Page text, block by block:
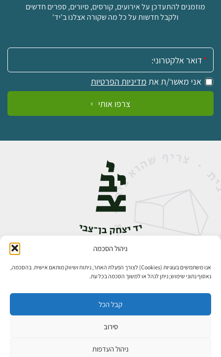
ניהול הסכמה
אנו משתמשים בעוגיות (Cookies) לצורך הפעלת האתר, ניתוח ושיווק מותאם אישית. בהסכמה,
נאסוף נתוני שימוש; ניתן לנהל או למשוך הסכמה בכל עת.
קבל הכל
סירוב
ניהול העדפות
מוזמנים להתעדכן על אירועים, קורסים, סיורים, ספרים חדשים
ולקבל חדשות על כל מה שקורה אצלנו ב'יד'
אימייל:
אני מאשר/ת את מדיניות הפרטיות
צרפו אותי
אבן גבירול 14, רחביה, ירושלים
פיתוח אתרים